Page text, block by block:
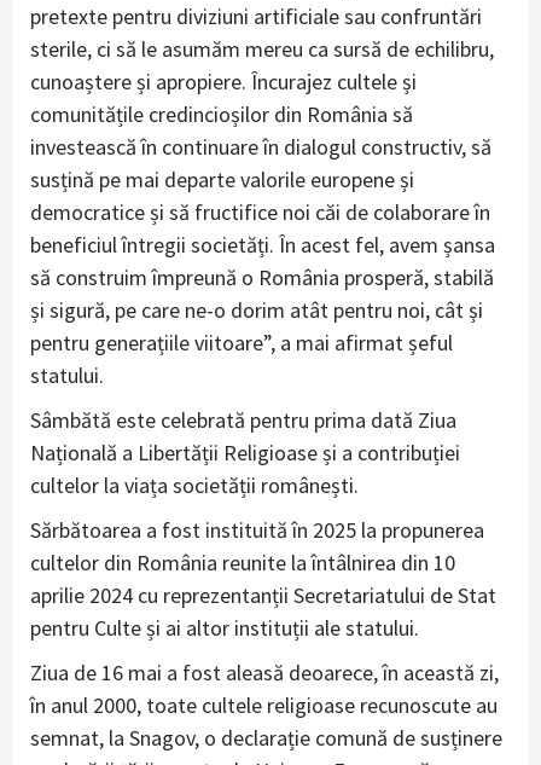
pretexte pentru diviziuni artificiale sau confruntări
sterile, ci să le asumăm mereu ca sursă de echilibru,
cunoaștere și apropiere. Încurajez cultele și
comunitățile credincioșilor din România să
investească în continuare în dialogul constructiv, să
susțină pe mai departe valorile europene și
democratice și să fructifice noi căi de colaborare în
beneficiul întregii societăți. În acest fel, avem șansa
să construim împreună o România prosperă, stabilă
și sigură, pe care ne-o dorim atât pentru noi, cât și
pentru generațiile viitoare”, a mai afirmat șeful
statului.
Sâmbătă este celebrată pentru prima dată Ziua
Națională a Libertății Religioase și a contribuției
cultelor la viața societății românești.
Sărbătoarea a fost instituită în 2025 la propunerea
cultelor din România reunite la întâlnirea din 10
aprilie 2024 cu reprezentanții Secretariatului de Stat
pentru Culte și ai altor instituții ale statului.
Ziua de 16 mai a fost aleasă deoarece, în această zi,
în anul 2000, toate cultele religioase recunoscute au
semnat, la Snagov, o declarație comună de susținere